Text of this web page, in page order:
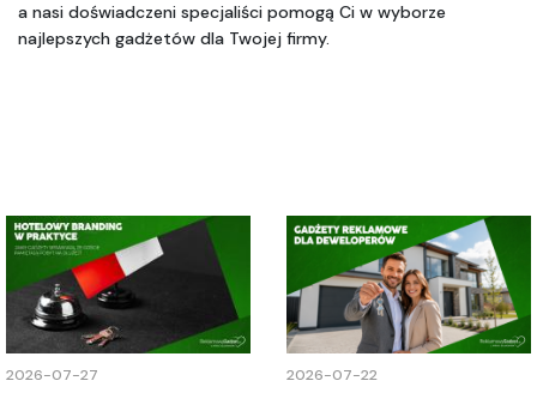
a nasi doświadczeni specjaliści pomogą Ci w wyborze
najlepszych gadżetów dla Twojej firmy.
2026-07-27 2026-07-22